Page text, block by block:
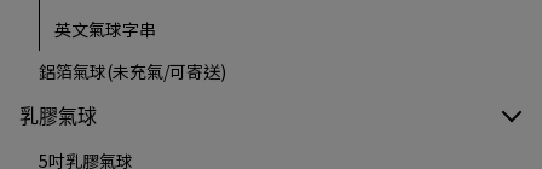
英文氣球字串
鋁箔氣球(未充氣/可寄送)
乳膠氣球
5吋乳膠氣球